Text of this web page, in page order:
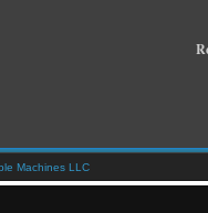
Machines LLC